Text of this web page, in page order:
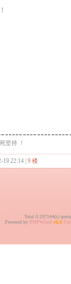
坚持 ！
19 22:14 | 9 楼
Total 0.297144(s)
Powered by PHPWind v6.0